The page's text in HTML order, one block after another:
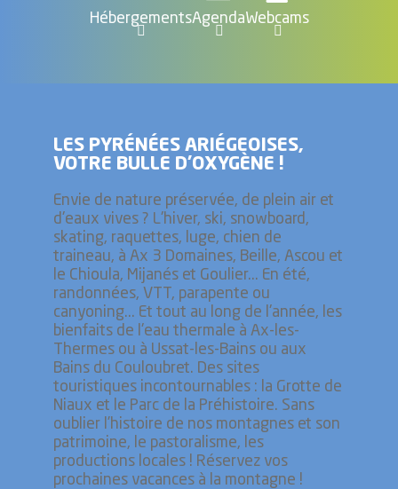
HébergementsAgendaWebcams
LES PYRÉNÉES ARIÉGEOISES,
VOTRE BULLE D’OXYGÈNE !
Envie de nature préservée, de plein air et
d'eaux vives ? L'hiver, ski, snowboard,
skating, raquettes, luge, chien de
traineau, à Ax 3 Domaines, Beille, Ascou et
le Chioula, Mijanés et Goulier... En été,
randonnées, VTT, parapente ou
canyoning... Et tout au long de l'année, les
bienfaits de l'eau thermale à Ax-les-
Thermes ou à Ussat-les-Bains ou aux
Bains du Couloubret. Des sites
touristiques incontournables : la Grotte de
Niaux et le Parc de la Préhistoire. Sans
oublier l’histoire de nos montagnes et son
patrimoine, le pastoralisme, les
productions locales ! Réservez vos
prochaines vacances à la montagne !